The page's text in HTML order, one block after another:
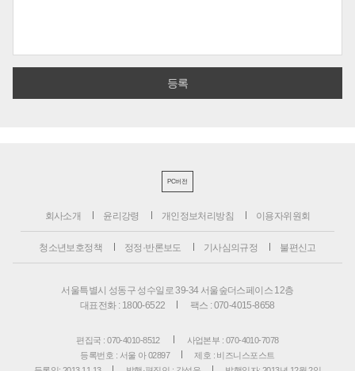
PC버전
회사소개 윤리강령 개인정보처리방침 이용자위원회
청소년보호정책 정정·반론보도 기사심의규정 불편신고
서울특별시 성동구 성수일로 39-34 서울숲더스페이스 12층
대표전화 : 1800-6522
팩스 : 070-4015-8658
편집국 : 070-4010-8512
사업본부 : 070-4010-7078
등록번호 : 서울 아 02897
제호 : 비즈니스포스트